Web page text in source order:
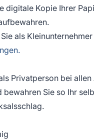
digitale Kopie Ihrer
als
Privatperson bei
bewahren Sie so Ihr